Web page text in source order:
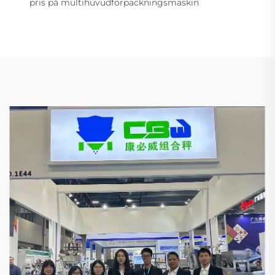
pris på multihuvudförpackningsmaskin